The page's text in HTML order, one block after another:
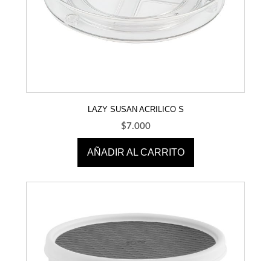
LAZY SUSAN ACRILICO S
$7.000
AÑADIR AL CARRITO